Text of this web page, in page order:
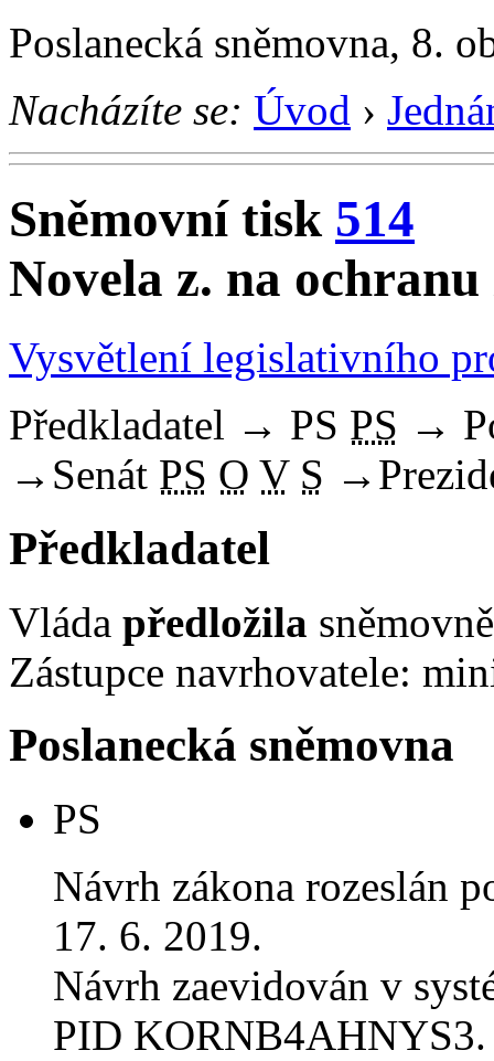
Poslanecká sněmovna, 8.
Nacházíte se: Úvod ›
Sněmovní tisk 514
Novela z. na
Vysvětlení legislativního
Předkladatel → PS PS →
→ Senát PS O V S →
Předkladatel
Vláda předložila
Zástupce navrhovatele:
Poslanecká sněmovna
PS
Návrh zákona rozeslán
17. 6. 2019.
Návrh zaevidován v
PID KORNB4AHNYS3.